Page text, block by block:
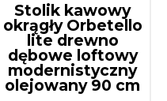
Stolik kawowy
okrągły Orbetello
lite drewno
dębowe loftowy
modernistyczny
olejowany 90 cm